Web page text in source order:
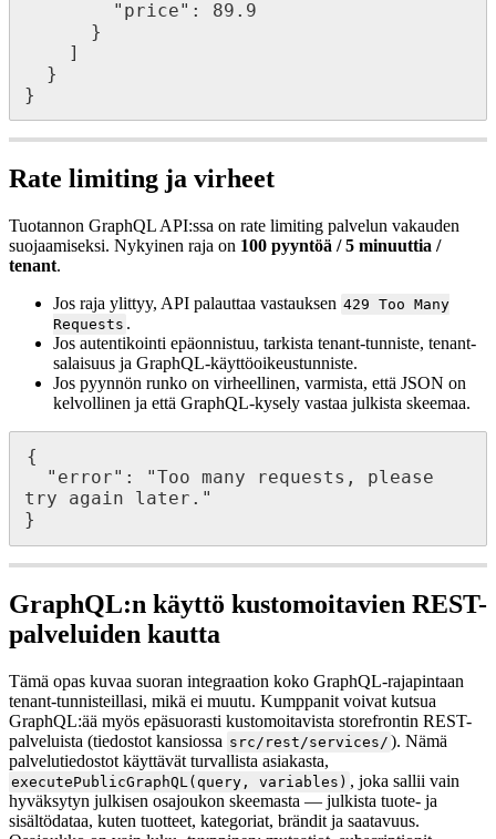
}
Rate limiting ja virheet
Tuotannon GraphQL API:ssa on rate limiting palvelun vakauden
suojaamiseksi. Nykyinen raja on 100 pyyntöä / 5 minuuttia /
tenant.
Jos raja ylittyy, API palauttaa vastauksen 429 Too Many
Requests .
Jos autentikointi epäonnistuu, tarkista tenant-tunniste, tenant-
salaisuus ja GraphQL-käyttöoikeustunniste.
Jos pyynnön runko on virheellinen, varmista, että JSON on
kelvollinen ja että GraphQL-kysely vastaa julkista skeemaa.
{
try again later."
}
GraphQL:n käyttö kustomoitavien REST-
palveluiden kautta
Tämä opas kuvaa suoran integraation koko GraphQL-rajapintaan
tenant-tunnisteillasi, mikä ei muutu. Kumppanit voivat kutsua
GraphQL:ää myös epäsuorasti kustomoitavista storefrontin REST-
palveluista (tiedostot kansiossa src/rest/services/ ). Nämä
palvelutiedostot käyttävät turvallista asiakasta,
executePublicGraphQL(query, variables) , joka sallii vain
hyväksytyn julkisen osajoukon skeemasta — julkista tuote- ja
sisältödataa, kuten tuotteet, kategoriat, brändit ja saatavuus.